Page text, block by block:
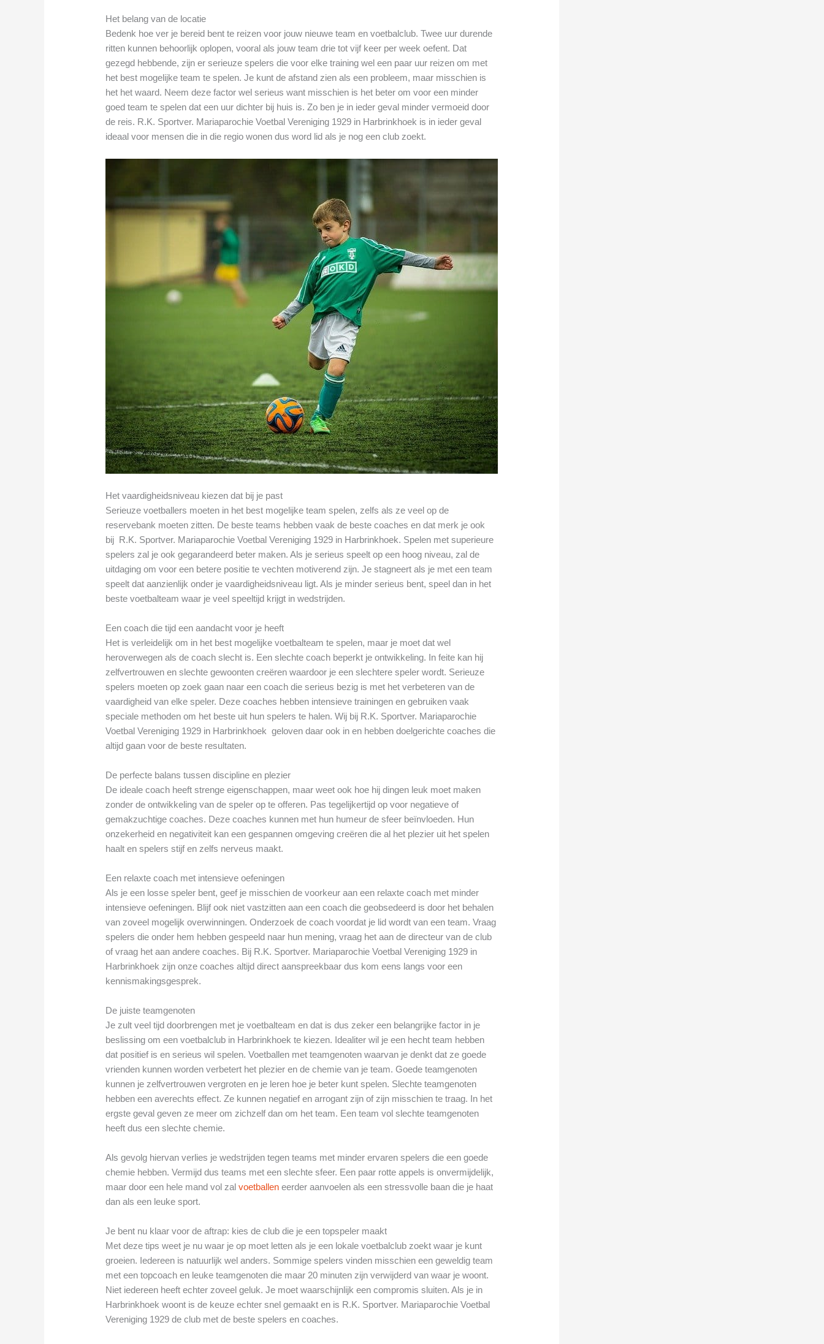
Het belang van de locatie
Bedenk hoe ver je bereid bent te reizen voor jouw nieuwe team en voetbalclub. Twee uur durende
ritten kunnen behoorlijk oplopen, vooral als jouw team drie tot vijf keer per week oefent. Dat
gezegd hebbende, zijn er serieuze spelers die voor elke training wel een paar uur reizen om met
het best mogelijke team te spelen. Je kunt de afstand zien als een probleem, maar misschien is
het het waard. Neem deze factor wel serieus want misschien is het beter om voor een minder
goed team te spelen dat een uur dichter bij huis is. Zo ben je in ieder geval minder vermoeid door
de reis. R.K. Sportver. Mariaparochie Voetbal Vereniging 1929 in Harbrinkhoek is in ieder geval
ideaal voor mensen die in die regio wonen dus word lid als je nog een club zoekt.
Het vaardigheidsniveau kiezen dat bij je past
Serieuze voetballers moeten in het best mogelijke team spelen, zelfs als ze veel op de
reservebank moeten zitten. De beste teams hebben vaak de beste coaches en dat merk je ook
bij R.K. Sportver. Mariaparochie Voetbal Vereniging 1929 in Harbrinkhoek. Spelen met superieure
spelers zal je ook gegarandeerd beter maken. Als je serieus speelt op een hoog niveau, zal de
uitdaging om voor een betere positie te vechten motiverend zijn. Je stagneert als je met een team
speelt dat aanzienlijk onder je vaardigheidsniveau ligt. Als je minder serieus bent, speel dan in het
beste voetbalteam waar je veel speeltijd krijgt in wedstrijden.
Een coach die tijd een aandacht voor je heeft
Het is verleidelijk om in het best mogelijke voetbalteam te spelen, maar je moet dat wel
heroverwegen als de coach slecht is. Een slechte coach beperkt je ontwikkeling. In feite kan hij
zelfvertrouwen en slechte gewoonten creëren waardoor je een slechtere speler wordt. Serieuze
spelers moeten op zoek gaan naar een coach die serieus bezig is met het verbeteren van de
vaardigheid van elke speler. Deze coaches hebben intensieve trainingen en gebruiken vaak
speciale methoden om het beste uit hun spelers te halen. Wij bij R.K. Sportver. Mariaparochie
Voetbal Vereniging 1929 in Harbrinkhoek geloven daar ook in en hebben doelgerichte coaches die
altijd gaan voor de beste resultaten.
De perfecte balans tussen discipline en plezier
De ideale coach heeft strenge eigenschappen, maar weet ook hoe hij dingen leuk moet maken
zonder de ontwikkeling van de speler op te offeren. Pas tegelijkertijd op voor negatieve of
gemakzuchtige coaches. Deze coaches kunnen met hun humeur de sfeer beïnvloeden. Hun
onzekerheid en negativiteit kan een gespannen omgeving creëren die al het plezier uit het spelen
haalt en spelers stijf en zelfs nerveus maakt.
Een relaxte coach met intensieve oefeningen
Als je een losse speler bent, geef je misschien de voorkeur aan een relaxte coach met minder
intensieve oefeningen. Blijf ook niet vastzitten aan een coach die geobsedeerd is door het behalen
van zoveel mogelijk overwinningen. Onderzoek de coach voordat je lid wordt van een team. Vraag
spelers die onder hem hebben gespeeld naar hun mening, vraag het aan de directeur van de club
of vraag het aan andere coaches. Bij R.K. Sportver. Mariaparochie Voetbal Vereniging 1929 in
Harbrinkhoek zijn onze coaches altijd direct aanspreekbaar dus kom eens langs voor een
kennismakingsgesprek.
De juiste teamgenoten
Je zult veel tijd doorbrengen met je voetbalteam en dat is dus zeker een belangrijke factor in je
beslissing om een voetbalclub in Harbrinkhoek te kiezen. Idealiter wil je een hecht team hebben
dat positief is en serieus wil spelen. Voetballen met teamgenoten waarvan je denkt dat ze goede
vrienden kunnen worden verbetert het plezier en de chemie van je team. Goede teamgenoten
kunnen je zelfvertrouwen vergroten en je leren hoe je beter kunt spelen. Slechte teamgenoten
hebben een averechts effect. Ze kunnen negatief en arrogant zijn of zijn misschien te traag. In het
ergste geval geven ze meer om zichzelf dan om het team. Een team vol slechte teamgenoten
heeft dus een slechte chemie.
Als gevolg hiervan verlies je wedstrijden tegen teams met minder ervaren spelers die een goede
chemie hebben. Vermijd dus teams met een slechte sfeer. Een paar rotte appels is onvermijdelijk,
maar door een hele mand vol zalvoetballen eerder aanvoelen als een stressvolle baan die je haat
dan als een leuke sport.
Je bent nu klaar voor de aftrap: kies de club die je een topspeler maakt
Met deze tips weet je nu waar je op moet letten als je een lokale voetbalclub zoekt waar je kunt
groeien. Iedereen is natuurlijk wel anders. Sommige spelers vinden misschien een geweldig team
met een topcoach en leuke teamgenoten die maar 20 minuten zijn verwijderd van waar je woont.
Niet iedereen heeft echter zoveel geluk. Je moet waarschijnlijk een compromis sluiten. Als je in
Harbrinkhoek woont is de keuze echter snel gemaakt en is R.K. Sportver. Mariaparochie Voetbal
Vereniging 1929 de club met de beste spelers en coaches.